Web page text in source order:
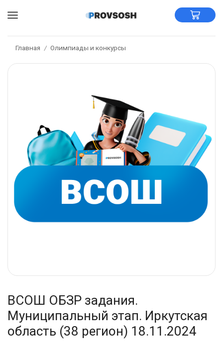
Главная / Олимпиады и конкурсы
ВСОШ ОБЗР задания.
Муниципальный этап. Иркутская
область (38 регион) 18.11.2024